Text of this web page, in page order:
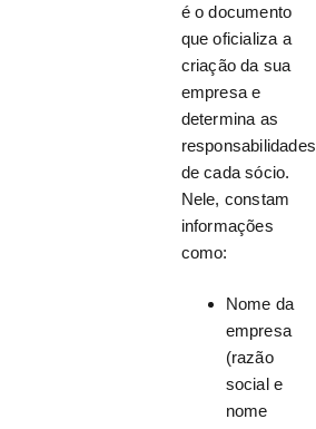
é o documento
que oficializa a
criação da sua
empresa e
determina as
responsabilidades
de cada sócio.
Nele, constam
informações
como:
Nome da
empresa
(razão
social e
nome